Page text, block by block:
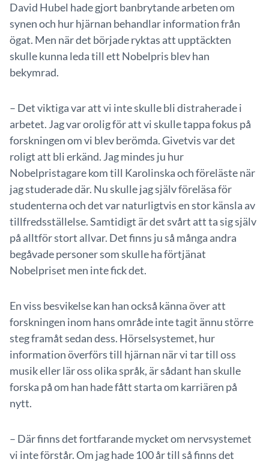
David Hubel hade gjort banbrytande arbeten om
synen och hur hjärnan behandlar information från
ögat. Men när det började ryktas att upptäckten
skulle kunna leda till ett Nobelpris blev han
bekymrad.
– Det viktiga var att vi inte skulle bli distraherade i
arbetet. Jag var orolig för att vi skulle tappa fokus på
forskningen om vi blev berömda. Givetvis var det
roligt att bli erkänd. Jag mindes ju hur
Nobelpristagare kom till Karolinska och föreläste när
jag studerade där. Nu skulle jag själv föreläsa för
studenterna och det var naturligtvis en stor känsla av
tillfredsställelse. Samtidigt är det svårt att ta sig själv
på alltför stort allvar. Det finns ju så många andra
begåvade personer som skulle ha förtjänat
Nobelpriset men inte fick det.
En viss besvikelse kan han också känna över att
forskningen inom hans område inte tagit ännu större
steg framåt sedan dess. Hörselsystemet, hur
information överförs till hjärnan när vi tar till oss
musik eller lär oss olika språk, är sådant han skulle
forska på om han hade fått starta om karriären på
nytt.
– Där finns det fortfarande mycket om nervsystemet
vi inte förstår. Om jag hade 100 år till så finns det